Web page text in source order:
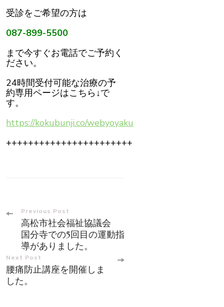
受診をご希望の方は
087-899-5500
まで今すぐお電話でご予約く
ださい。
24時間受付可能な治療の予
約専用ページはこちら↓で
す。
https://kokubunji.co/webyoyaku
+++++++++++++++++++++++
Post
Navigation
Previous Post
高松市社会福祉協議会
国分寺での5回目の運動指
導がありました。
Next Post
腰痛防止講座を開催しま
した。